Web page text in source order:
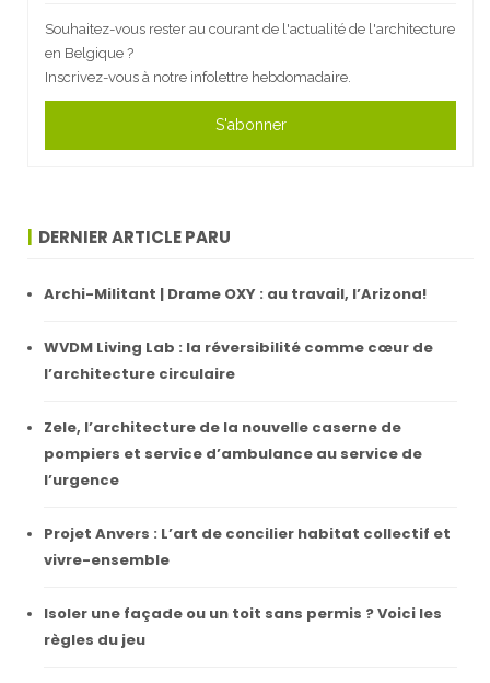
Souhaitez-vous rester au courant de l'actualité de l'architecture
en Belgique ?
Inscrivez-vous à notre infolettre hebdomadaire.
S'abonner
DERNIER ARTICLE PARU
Archi-Militant | Drame OXY : au travail, l’Arizona!
WVDM Living Lab : la réversibilité comme cœur de
l’architecture circulaire
Zele, l’architecture de la nouvelle caserne de
pompiers et service d’ambulance au service de
l’urgence
Projet Anvers : L’art de concilier habitat collectif et
vivre-ensemble
Isoler une façade ou un toit sans permis ? Voici les
règles du jeu